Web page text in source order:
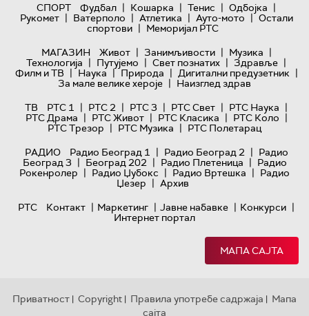
СПОРТ
Фудбал | Кошарка | Тенис | Одбојка |
Рукомет | Ватерполо | Атлетика | Ауто-мото | Остали
спортови | Меморијал РТС
МАГАЗИН
Живот | Занимљивости | Музика |
Технологијa | Путујемо | Свет познатих | Здравље |
Филм и ТВ | Наука | Природа | Дигитални предузетник |
За мале велике хероје | Наизглед здрав
ТВ
РТС 1 | РТС 2 | РТС 3 | РТС Свет | РТС Наука |
РТС Драма | РТС Живот | РТС Класика | РТС Коло |
РТС Трезор | РТС Музика | РТС Полетарац
РАДИО
Радио Београд 1 | Радио Београд 2 | Радио
Београд 3 | Београд 202 | Радио Плетеница | Радио
Рокенролер | Радио Џубокс | Радио Вртешка | Радио
Џезер | Архив
РТС
Контакт | Маркетинг | Јавне набавке | Конкурси |
Интернет портал
МАПА САЈТА
Приватност | Copyright | Правила употребе садржаја | Мапа
сајта